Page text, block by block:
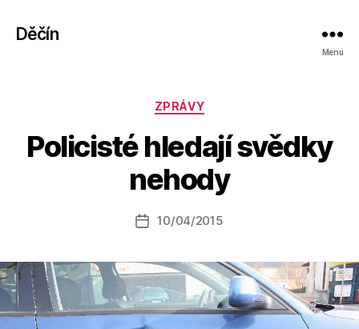
Děčín
Menu
Rubriky
ZPRÁVY
Policisté hledají svědky
nehody
Autor
příspěvku
u
t
a
s
o
Datum
10/04/2015